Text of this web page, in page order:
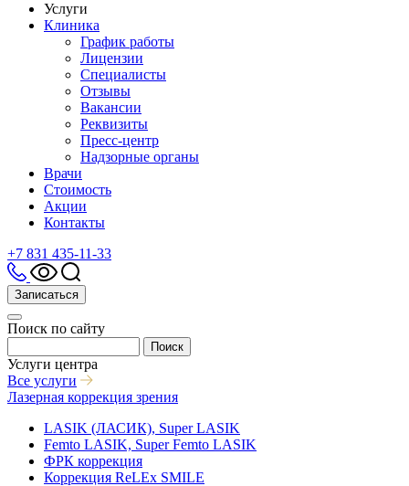
Услуги
Клиника
График работы
Лицензии
Специалисты
Отзывы
Вакансии
Реквизиты
Пресс-центр
Надзорные органы
Врачи
Стоимость
Акции
Контакты
+7 831 435-11-33
Записаться
Поиск по сайту
Поиск
Услуги центра
Все услуги
Лазерная коррекция зрения
LASIK (ЛАСИК), Super LASIK
Femto LASIK, Super Femto LASIK
ФРК коррекция
Коррекция ReLEx SMILE